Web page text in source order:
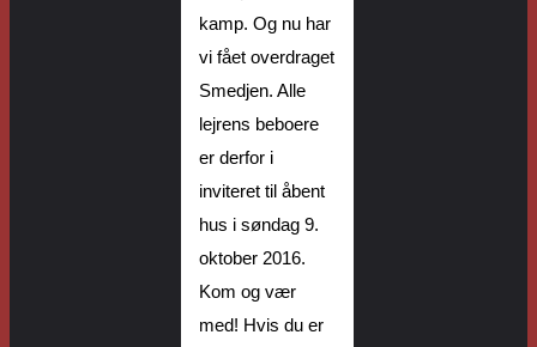
kamp. Og nu har
vi fået overdraget
Smedjen. Alle
lejrens beboere
er derfor i
inviteret til åbent
hus i søndag 9.
oktober 2016.
Kom og vær
med! Hvis du er